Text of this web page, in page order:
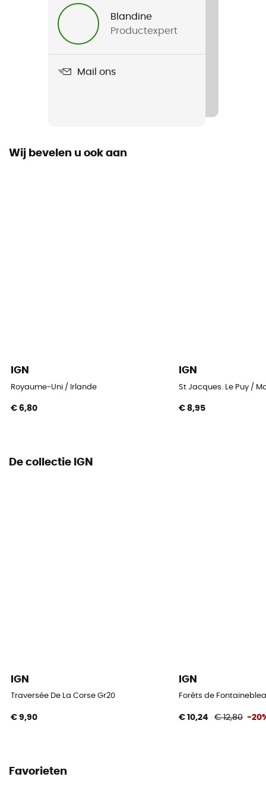
Blandine
Productexpert
Mail ons
Wij bevelen u ook aan
IGN
Royaume-Uni / Irlande
€ 6,80
IGN
St Jacques. Le Puy /
€ 8,95
De collectie IGN
IGN
Traversée De La Corse Gr20
€ 9,90
IGN
Forêts de
€ 10,24 € 12,80 -
Favorieten